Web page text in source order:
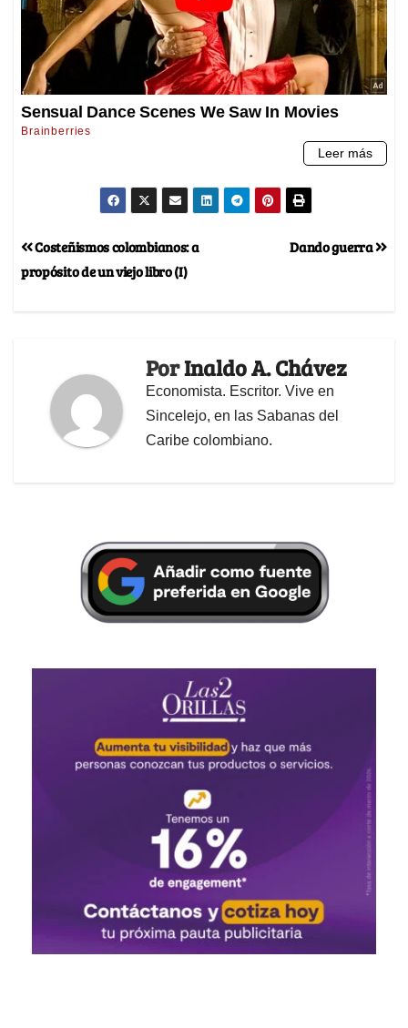
Dando guerra
Costeñismos colombianos: a
propósito de un viejo libro (I)
PorInaldo A. Chávez
Economista. Escritor. Vive en
Sincelejo, en las Sabanas del
Caribe colombiano.